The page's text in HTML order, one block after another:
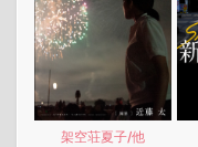
架空荘夏子/他